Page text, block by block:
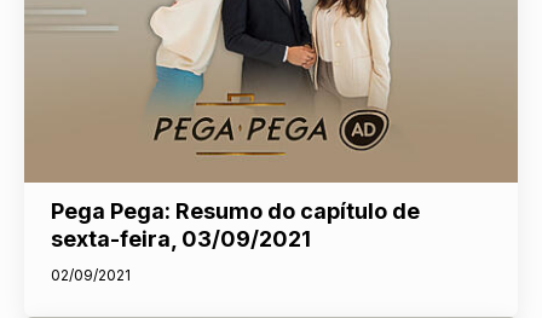
Pega Pega: Resumo do capítulo de
sexta-feira, 03/09/2021
02/09/2021